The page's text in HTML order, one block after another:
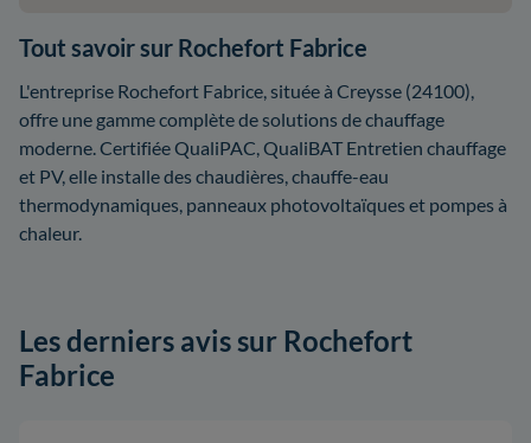
Tout savoir sur Rochefort Fabrice
L'entreprise Rochefort Fabrice, située à Creysse (24100),
offre une gamme complète de solutions de chauffage
moderne. Certifiée QualiPAC, QualiBAT Entretien chauffage
et PV, elle installe des chaudières, chauffe-eau
thermodynamiques, panneaux photovoltaïques et pompes à
chaleur.
Les derniers avis sur Rochefort
Fabrice